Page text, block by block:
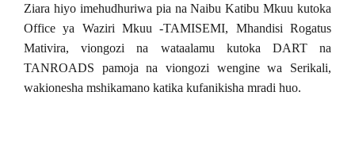
Ziara hiyo imehudhuriwa pia na Naibu Katibu Mkuu kutoka
Office ya Waziri Mkuu -TAMISEMI, Mhandisi Rogatus
Mativira, viongozi na wataalamu kutoka DART na
TANROADS pamoja na viongozi wengine wa Serikali,
wakionesha mshikamano katika kufanikisha mradi huo.